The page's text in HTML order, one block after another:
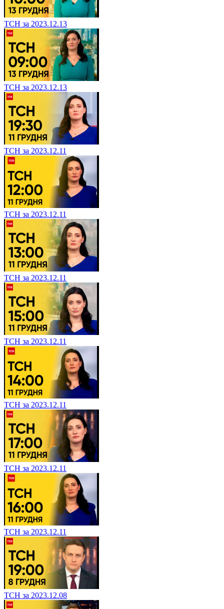
ТСН за 2023.12.13
ТСН за 2023.12.13
ТСН за 2023.12.11
ТСН за 2023.12.11
ТСН за 2023.12.11
ТСН за 2023.12.11
ТСН за 2023.12.11
ТСН за 2023.12.11
ТСН за 2023.12.11
ТСН за 2023.12.08